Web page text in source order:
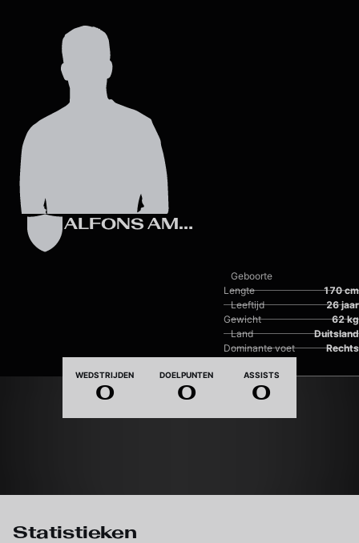
ALFONS AMADE
Lengte 170 cm
Gewicht 62 kg
Dominante voet Rechts
Geboorte
Leeftijd 26 jaar
Land Duitsland
WEDSTRIJDEN
0
DOELPUNTEN
0
ASSISTS
0
Statistieken